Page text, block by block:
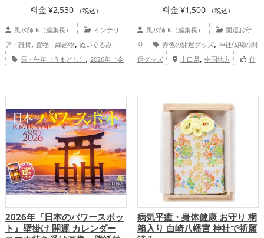
料金 ¥2,530 （税込）
風水師 K（編集長）
インテリ
ア・雑貨, 置物・縁起物, ぬいぐるみ
馬・午年（うまどし） , 2026年（令
プ
料金 ¥1,500 （税込）
風水師 K（編集長）
開運お守
り
赤色の開運グッズ, 神社仏閣の開
運グッズ
山口県, 中国地方
仕
2026年『日本のパワースポッ
ト』壁掛け 開運 カレンダー
病気平癒・身体健康 お守り 桐
箱入り 白崎八幡宮 神社で祈願